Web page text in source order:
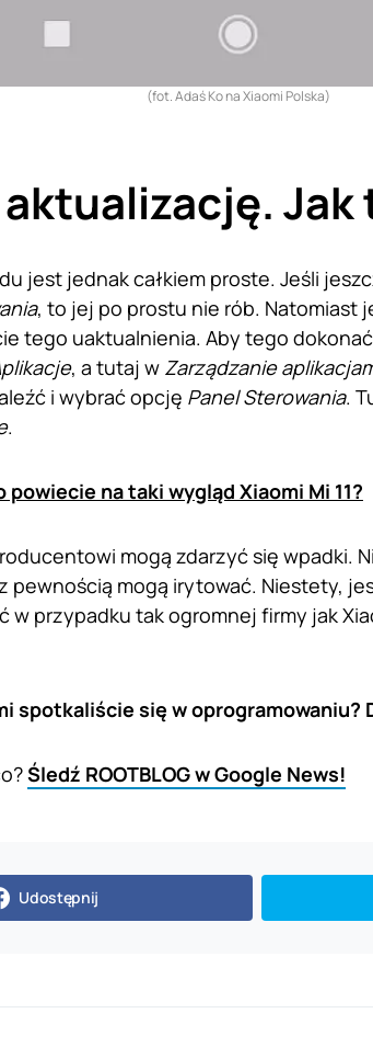
(fot. Adaś Ko na Xiaomi Polska)
Jak
jest jednak całkiem proste. Jeśli
, to jej po prostu nie rób. Natomiast
tego uaktualnienia. Aby tego
, a tutaj w Zarządzanie
i wybrać opcję Panel Sterowania.
.
powiecie na taki wygląd Xiaomi Mi 11?
mogą zdarzyć się wpadki.
pewnością mogą irytować. Niestety,
w przypadku tak ogromnej firmy jak
spotkaliście się w oprogramowaniu?
Śledź ROOTBLOG w Google News!
Udostępnij